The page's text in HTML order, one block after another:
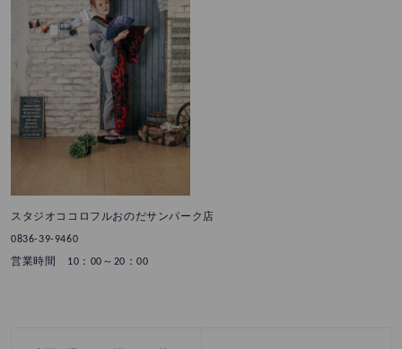
スタジオココロフルおのだサンパーク店
0836-39-9460
営業時間 10：00～20：00